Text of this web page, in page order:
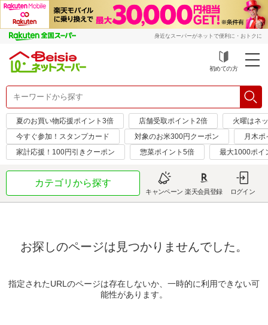
身近なスーパーがネットで便利に・おトクに
初めての方
夏のお買い物応援ポイント3倍 店舗受取ポイント2倍
火曜はネ
今すぐ参加！スタンプカード
対象のお米300円クーポン
月木
家計応援！100円引きクーポン
惣菜ポイント5倍 最大1000ポイ
カテゴリから探す
キャンペーン 楽天会員登録 ログイン
お探しのページは見つかりませんでした。
指定されたURLのページは存在しないか、一時的に利用できない可
能性があります。